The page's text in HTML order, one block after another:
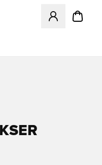
Åbner en